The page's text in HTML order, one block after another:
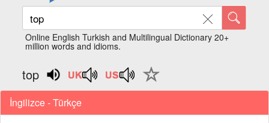
Online English Turkish and Multilingual Dictionary 20+
million words and idioms.
top
İngilizce - Türkçe